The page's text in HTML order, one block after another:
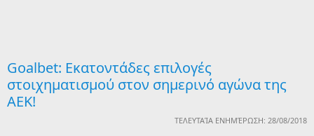
Goalbet: Εκατοντάδες επιλογές
στοιχηματισμού στον σημερινό αγώνα της
ΑΕΚ!
ΤΕΛΕΥΤΑΊΑ ΕΝΗΜΈΡΩΣΗ: 28/08/2018